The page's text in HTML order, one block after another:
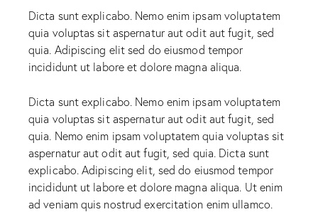
Dicta sunt explicabo. Nemo enim ipsam voluptatem
quia voluptas sit aspernatur aut odit aut fugit, sed
quia. Adipiscing elit sed do eiusmod tempor
incididunt ut labore et dolore magna aliqua.
Dicta sunt explicabo. Nemo enim ipsam voluptatem
quia voluptas sit aspernatur aut odit aut fugit, sed
quia. Nemo enim ipsam voluptatem quia voluptas sit
aspernatur aut odit aut fugit, sed quia. Dicta sunt
explicabo. Adipiscing elit, sed do eiusmod tempor
incididunt ut labore et dolore magna aliqua. Ut enim
ad veniam quis nostrud exercitation enim ullamco.